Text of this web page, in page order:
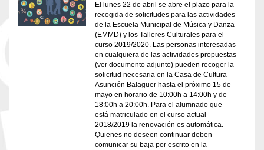
El lunes 22 de abril se abre el plazo para la
recogida de solicitudes para las actividades
de la Escuela Municipal de Música y Danza
(EMMD) y los Talleres Culturales para el
curso 2019/2020. Las personas interesadas
en cualquiera de las actividades propuestas
(ver documento adjunto) pueden recoger la
solicitud necesaria en la Casa de Cultura
Asunción Balaguer hasta el próximo 15 de
mayo en horario de 10:00h a 14:00h y de
18:00h a 20:00h. Para el alumnado que
está matriculado en el curso actual
2018/2019 la renovación es automática.
Quienes no deseen continuar deben
comunicar su baja por escrito en la